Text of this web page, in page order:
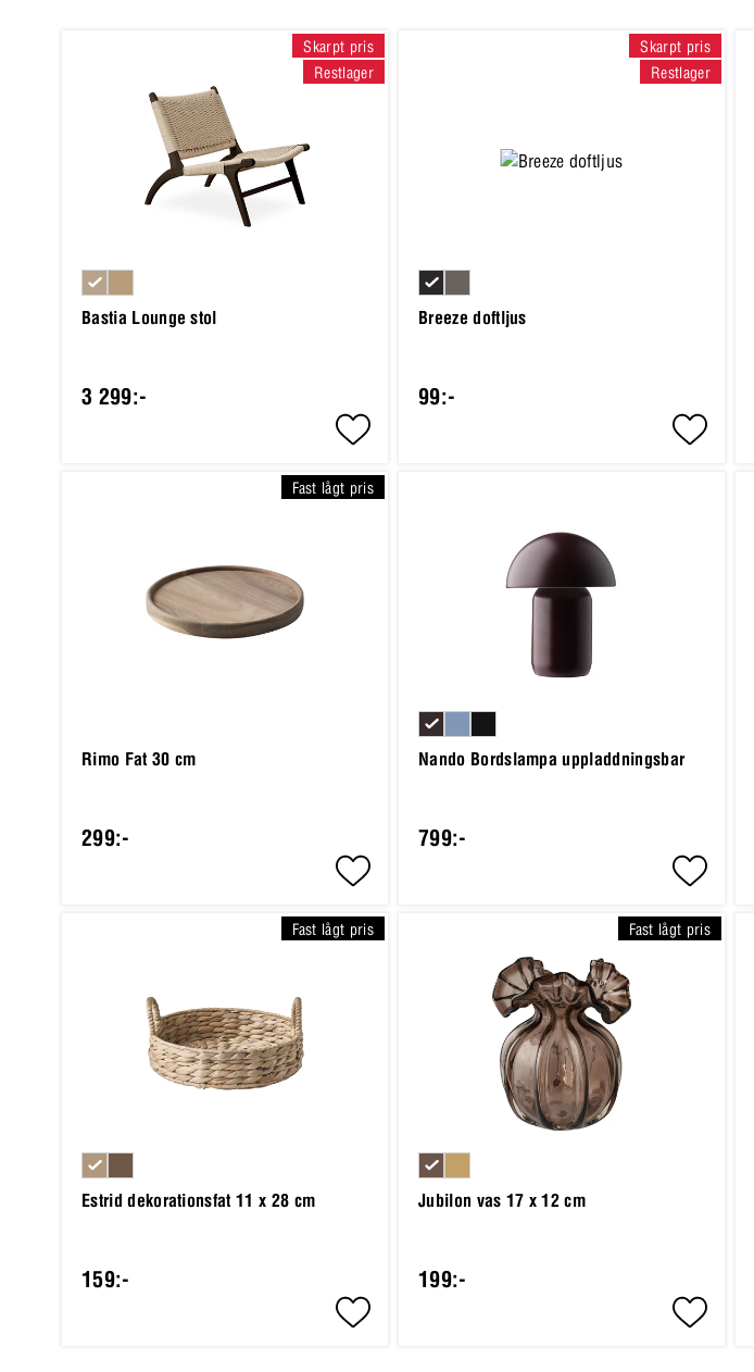
Skarpt pris
Restlager
Bastia Lounge stol
3 299:-
Skarpt pris
Restlager
Breeze doftljus
99:-
Fast lågt pris
Rimo Fat 30 cm
299:-
Nando Bordslampa uppladdningsbar
799:-
Fast lågt pris
Estrid dekorationsfat 11 x 28 cm
159:-
Fast lågt pris
Jubilon vas 17 x 12 cm
199:-